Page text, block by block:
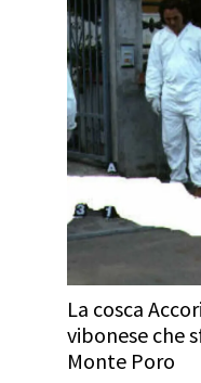
La cosca
vibonese che
Monte Poro